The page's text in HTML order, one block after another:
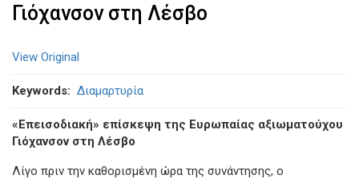
Γιόχανσον στη Λέσβο
View Original
Keywords Διαμαρτυρία
«Επεισοδιακή» επίσκεψη της Ευρωπαίας αξιωματούχου
Γιόχανσον στη Λέσβο
Λίγο πριν την καθορισμένη ώρα της συνάντησης, ο